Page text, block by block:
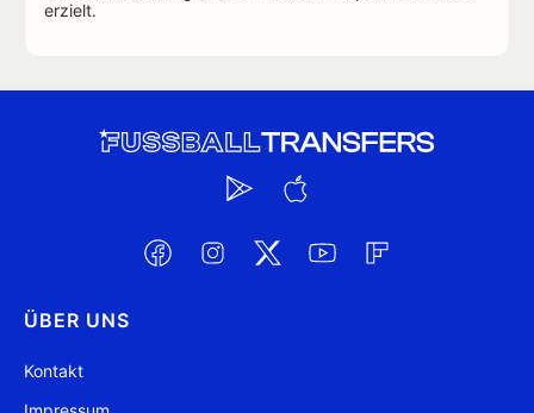
erzielt.
ÜBER UNS
Kontakt